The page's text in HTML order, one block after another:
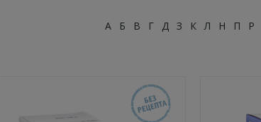
А Б В Г Д З К Л Н П Р